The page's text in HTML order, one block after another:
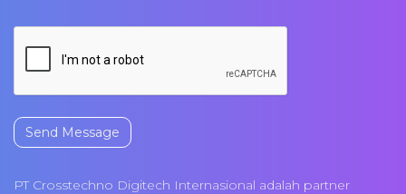
Send Message
PT Crosstechno Digitech Internasional adalah partner